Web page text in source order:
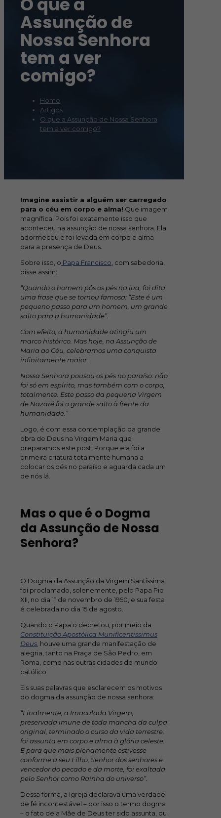
Assunção de
Nossa Senhora
tem a ver
comigo?
Home
Artigos
O que a Assunção de Nossa Senhora
tem a ver comigo?
Imagine assistir a alguém ser carregado
para o céu em corpo e alma! Que imagem
magnífica! Pois foi exatamente isso que
aconteceu na assunção de nossa senhora. Ela
adormeceu e foi levada em corpo e alma
para a presença de Deus.
Sobre isso, o Papa Francisco , com sabedoria,
disse assim:
“Quando o homem pôs os pés na lua, foi dita
uma frase que se tornou famosa: “Este é um
pequeno passo para um homem, um grande
salto para a humanidade”.
Com efeito, a humanidade atingiu um
marco histórico. Mas hoje, na Assunção de
Maria ao Céu, celebramos uma conquista
infinitamente maior.
Nossa Senhora pousou os pés no paraíso: não
foi só em espírito, mas também com o corpo,
totalmente. Este passo da pequena Virgem
de Nazaré foi o grande salto à frente da
humanidade.”
Logo, é com essa contemplação da grande
obra de Deus na Virgem Maria que
preparamos este post! Porque ela foi a
primeira criatura totalmente humana a
colocar os pés no paraíso e aguarda cada um
de nós lá.
Mas o que é o Dogma
da Assunção de Nossa
Senhora?
O Dogma da Assunção da Virgem Santíssima
foi proclamado, solenemente, pelo Papa Pio
XII, no dia 1º de novembro de 1950, e sua festa
é celebrada no dia 15 de agosto.
Quando o Papa o decretou, por meio da
Constituição Apostólica Munificentissimus
Deus, houve uma grande manifestação de
alegria, tanto na Praça de São Pedro, em
Roma, como nas outras cidades do mundo
católico.
Eis suas palavras que esclarecem os motivos
do dogma da assunção de nossa senhora:
“Finalmente, a Imaculada Virgem,
preservada imune de toda mancha da culpa
original, terminado o curso da vida terrestre,
foi assunta em corpo e alma à glória celeste.
E para que mais plenamente estivesse
conforme a seu Filho, Senhor dos senhores e
vencedor do pecado e da morte, foi exaltada
pelo Senhor como Rainha do universo”.
Dessa forma, a Igreja declarava uma verdade
de fé incontestável – por isso o termo dogma
– o fato de a Mãe de Deus ter sido assunta, ou